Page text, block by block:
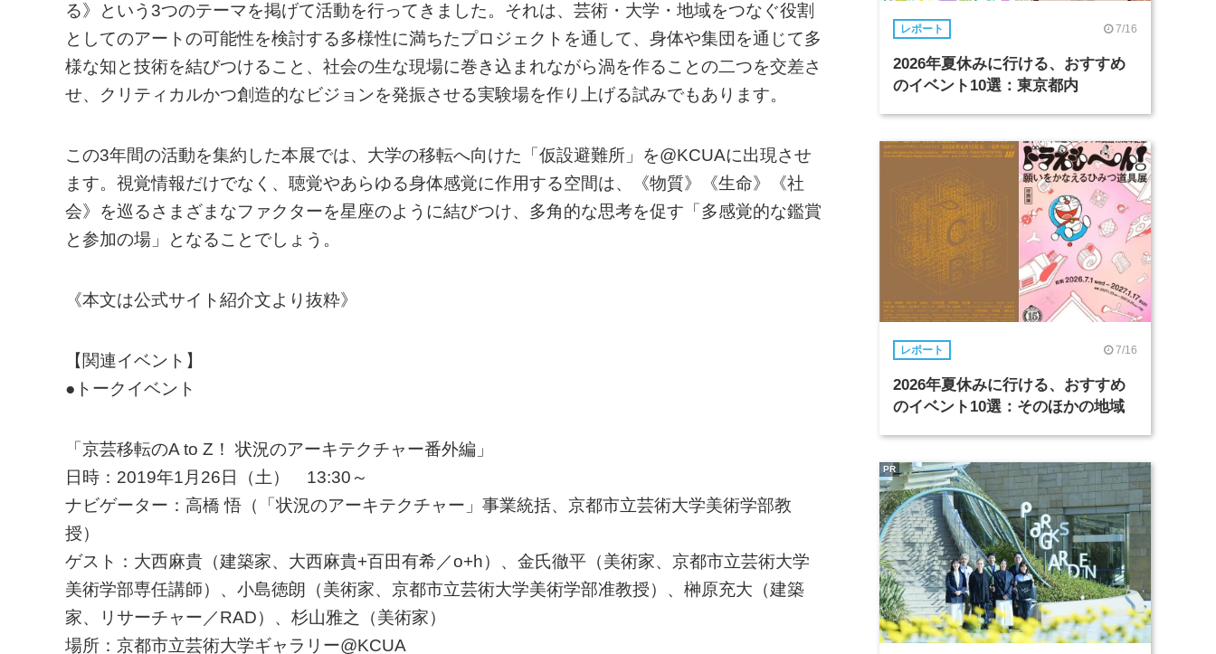
る》という3つのテーマを掲げて活動を行ってきました。それは、芸術・大学・地域をつなぐ役割
としてのアートの可能性を検討する多様性に満ちたプロジェクトを通して、身体や集団を通じて多
様な知と技術を結びつけること、社会の生な現場に巻き込まれながら渦を作ることの二つを交差さ
せ、クリティカルかつ創造的なビジョンを発振させる実験場を作り上げる試みでもあります。
この3年間の活動を集約した本展では、大学の移転へ向けた「仮設避難所」を@KCUAに出現させ
ます。視覚情報だけでなく、聴覚やあらゆる身体感覚に作用する空間は、《物質》《生命》《社
会》を巡るさまざまなファクターを星座のように結びつけ、多角的な思考を促す「多感覚的な鑑賞
と参加の場」となることでしょう。
《本文は公式サイト紹介文より抜粋》
【関連イベント】
●トークイベント
「京芸移転のA to Z！ 状況のアーキテクチャー番外編」
日時：2019年1月26日（土） 13:30～
ナビゲーター：高橋 悟（「状況のアーキテクチャー」事業統括、京都市立芸術大学美術学部教
授）
ゲスト：大西麻貴（建築家、大西麻貴+百田有希／o+h）、金氏徹平（美術家、京都市立芸術大学
美術学部専任講師）、小島徳朗（美術家、京都市立芸術大学美術学部准教授）、榊原充大（建築
家、リサーチャー／RAD）、杉山雅之（美術家）
場所：京都市立芸術大学ギャラリー@KCUA
レポート 7/16
2026年夏休みに行ける、おすすめ
のイベント10選：東京都内
レポート 7/16
2026年夏休みに行ける、おすすめ
のイベント10選：そのほかの地域
PR